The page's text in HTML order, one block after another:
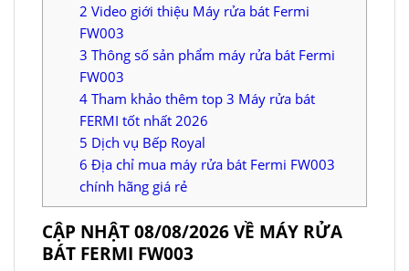
2 Video giới thiệu Máy rửa bát Fermi
FW003
3 Thông số sản phẩm máy rửa bát Fermi
FW003
4 Tham khảo thêm top 3 Máy rửa bát
FERMI tốt nhất 2026
5 Dịch vụ Bếp Royal
6 Địa chỉ mua máy rửa bát Fermi FW003
chính hãng giá rẻ
CẬP NHẬT 08/08/2026 VỀ MÁY RỬA
BÁT FERMI FW003